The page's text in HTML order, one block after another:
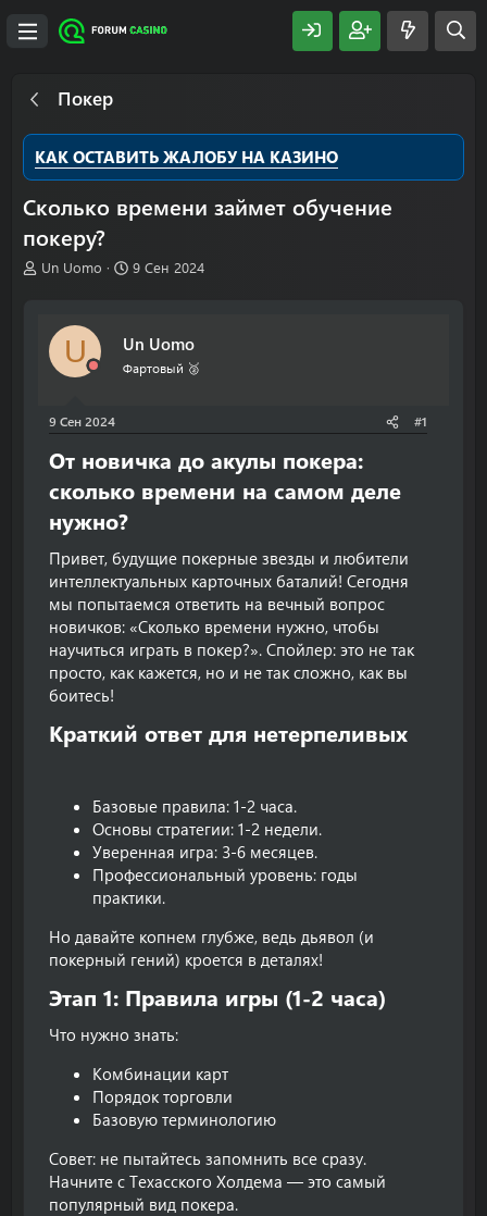
Покер
КАК ОСТАВИТЬ ЖАЛОБУ НА КАЗИНО
Сколько времени займет обучение
покеру?
А
ы
Un Uomo
Д
н
а
9 Сен 2024
U Un Uomo
Фартовый 🥈
9 Сен 2024 #1
От новичка до акулы покера:
сколько времени на самом деле
нужно?​
Привет, будущие покерные звезды и любители
интеллектуальных карточных баталий! Сегодня
мы попытаемся ответить на вечный вопрос
новичков: «Сколько времени нужно, чтобы
научиться играть в покер?». Спойлер: это не так
просто, как кажется, но и не так сложно, как вы
боитесь!
Краткий ответ для нетерпеливых​
Базовые правила: 1-2 часа.
Основы стратегии: 1-2 недели.
Уверенная игра: 3-6 месяцев.
Профессиональный уровень: годы
практики.
Но давайте копнем глубже, ведь дьявол (и
покерный гений) кроется в деталях!
Этап 1: Правила игры (1-2 часа)​
Что нужно знать:
Комбинации карт
Порядок торговли
Базовую терминологию
Совет: не пытайтесь запомнить все сразу.
Начните с Техасского Холдема — это самый
популярный вид покера.